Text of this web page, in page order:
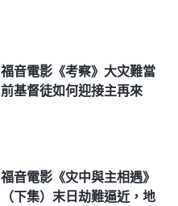
福音電影《考察》大灾難當
前基督徒如何迎接主再來
福音電影《灾中與主相遇》
（下集）末日劫難逼近，地